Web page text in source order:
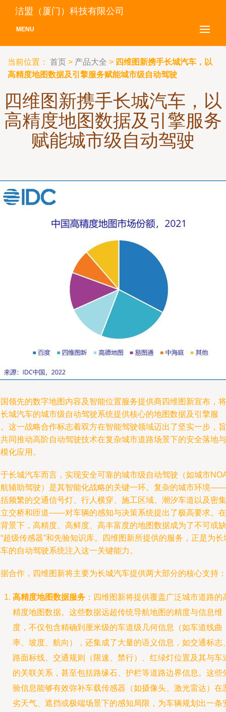
洁盟（厦门）科技有限公司
MENU
当前位置： 首页 > 产品大全 > 四维图新携手长城汽车，以
高精度地图数据及引擎服务赋能城市级自动驾驶
四维图新携手长城汽车，以
高精度地图数据及引擎服务
赋能城市级自动驾驶
领先的数字地图内容及智能位置服务提供商四维图新宣布，将
城汽车的城市级自动驾驶系统提供核心的地图数据及引擎服
这一战略合作标志着双方在智能驾驶领域迈出了坚实一步，旨
同推动高阶自动驾驶技术在复杂城市道路场景下的安全落地与
化应用。
长城汽车而言，实现安全可靠的城市级自动驾驶（如城市
辅助驾驶）是其智能化战略的关键一环。复杂的城市环境——
频繁的交通信号灯、行人横穿、施工区域、潮汐车道以及密集
交桥和匝道——对车辆的感知与决策系统提出了极高要求。在
景下，高精度、高鲜度、高丰富度的地图数据成为了不可或缺
超级传感器”和先验知识库。四维图新所提供的服务，正是为长
的自动驾驶系统注入这一关键能力。
合作，四维图新将主要为长城汽车提供两大部分的核心支持：
高精度地图数据服务 ：四维图新将提供覆盖广泛城市道路的
精度地图数据。这些数据远超传统导航地图的精度与信息维
度，不仅包含精确到厘米级的车道级几何信息（如车道线曲
率、坡度、航向），还集成了大量的语义信息，如交通标志
路面标线、交通规则（限速、禁行）、红绿灯位置及其与车
的关联关系，甚至包括路缘石、护栏等道路边界信息。这些
验信息能够有效弥补车载传感器（如摄像头、激光雷达）在
劣天气、遮挡或极端场景下的感知局限，为车辆规划出一条